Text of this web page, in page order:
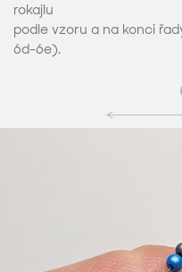
rokajlu
podle vzoru a na konci
6d-6e).